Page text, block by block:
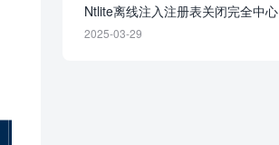
Ntlite离线注入注册表关闭完全中心
2025-03-29